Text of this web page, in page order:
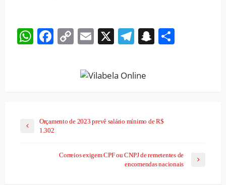
WhatsApp
Facebook
CopyEmail
X Telegram
Snapchat
Orçamento de 2023 prevê salário mínimo de R$
1.302
Correios exigem CPF ou CNPJ de remetentes de
encomendas nacionais